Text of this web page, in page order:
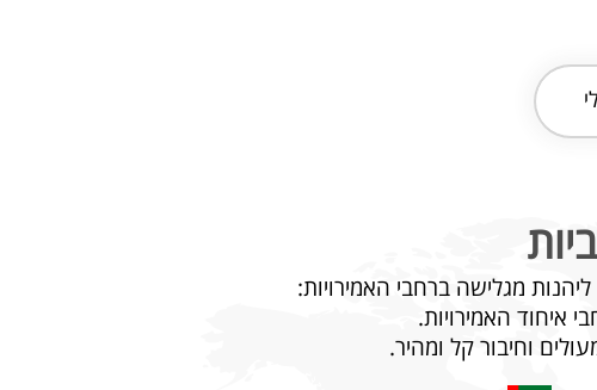
איחוד האמירויות.